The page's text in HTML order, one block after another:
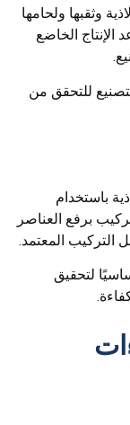
وثقبها ولحامها
الخاضع
للتحقق من
باستخدام
برفع العناصر
التركيب المعتمد.
لتحقيق